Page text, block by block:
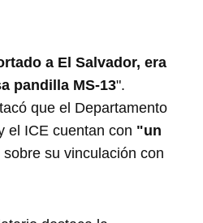
a El Salvador, era
pandilla MS-13".
que el Departamento
el ICE cuentan con "un
sobre su vinculación con